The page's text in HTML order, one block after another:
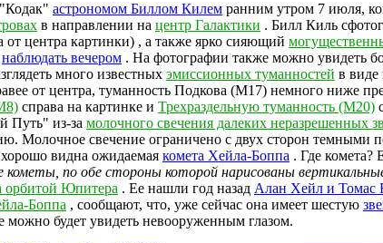
астрономом Биллом Килем ранним утром 7 июля,
в направлении на центр Галактики . Билл Киль
от центра картинки) , а также ярко сияющий
наблюдать вечером . На фотографии также можно увидеть
много известных эмиссионных туманностей в виде
от центра, туманность Подкова (M17) немного ниже
справа на картинке и Трехраздельную туманность (M20)
Путь" из-за молочного свечения далеких неразрешенных
Молочное свечение ограничено с двух сторон
видна ожидаемая комета Хейла-Боппа . Где комета?
по обе стороны которой нарисованы
орбитой Юпитера . Ее нашли год назад Алан Хейл и Томас
Боппа , сообщают, что, уже сейчас она имеет шестую
можно будет увидеть невооруженным глазом.